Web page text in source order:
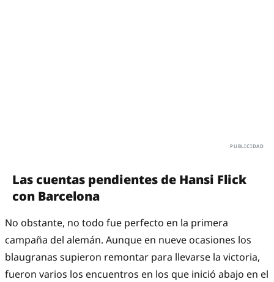
Las cuentas pendientes de Hansi Flick
con Barcelona
No obstante, no todo fue perfecto en la primera
campaña del alemán. Aunque en nueve ocasiones los
blaugranas supieron remontar para llevarse la victoria,
fueron varios los encuentros en los que inició abajo en el